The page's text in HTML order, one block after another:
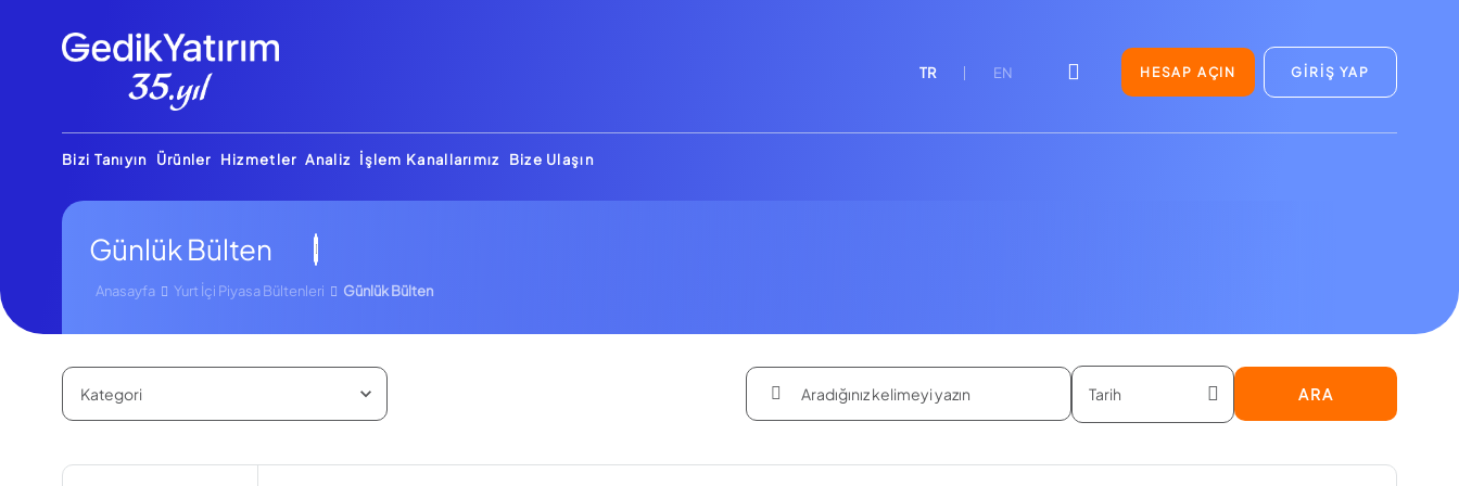
TR EN HESAP AÇIN GİRİŞ YAP
Bizi Tanıyın Ürünler Hizmetler Analiz İşlem Kanallarımız Bize Ulaşın
Günlük Bülten
Anasayfa Yurt İçi Piyasa Bültenleri Günlük Bülten
ARA